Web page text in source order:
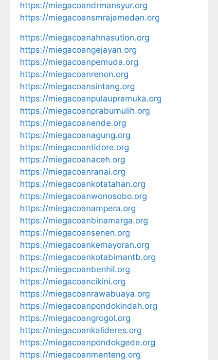
https://miegacoandrmansyur.org
https://miegacoansmrajamedan.org
https://miegacoanahnasution.org
https://miegacoangejayan.org
https://miegacoanpemuda.org
https://miegacoanrenon.org
https://miegacoansintang.org
https://miegacoanpulaupramuka.org
https://miegacoanprabumulih.org
https://miegacoanende.org
https://miegacoanagung.org
https://miegacoantidore.org
https://miegacoanaceh.org
https://miegacoanranai.org
https://miegacoankotatahan.org
https://miegacoanwonosobo.org
https://miegacoanampera.org
https://miegacoanbinamarga.org
https://miegacoansenen.org
https://miegacoankemayoran.org
https://miegacoankotabimantb.org
https://miegacoanbenhil.org
https://miegacoancikini.org
https://miegacoanrawabuaya.org
https://miegacoanpondokindah.org
https://miegacoangrogol.org
https://miegacoankalideres.org
https://miegacoanpondokgede.org
https://miegacoanmenteng.org